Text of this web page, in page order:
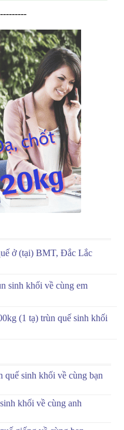
ở (tại) BMT, Đắc Lắc
sinh khối về cùng em
(1 tạ) trùn quế sinh khối
sinh khối về cùng bạn
khối về cùng anh